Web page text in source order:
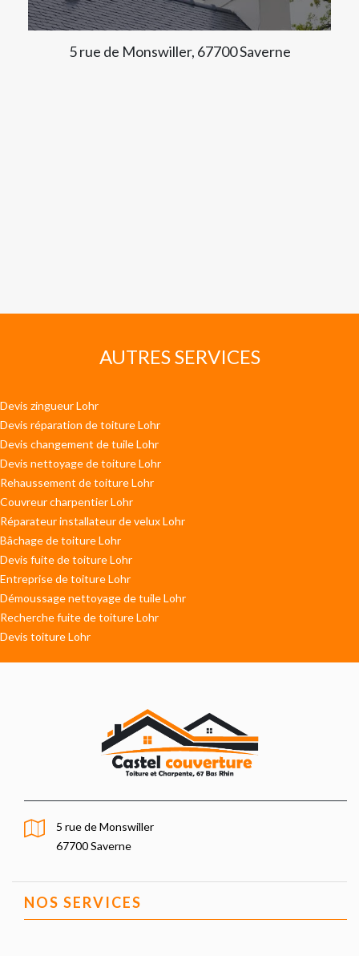
5 rue de Monswiller, 67700 Saverne
AUTRES SERVICES
Devis zingueur Lohr
Devis réparation de toiture Lohr
Devis changement de tuile Lohr
Devis nettoyage de toiture Lohr
Rehaussement de toiture Lohr
Couvreur charpentier Lohr
Réparateur installateur de velux Lohr
Bâchage de toiture Lohr
Devis fuite de toiture Lohr
Entreprise de toiture Lohr
Démoussage nettoyage de tuile Lohr
Recherche fuite de toiture Lohr
Devis toiture Lohr
5 rue de Monswiller
67700 Saverne
NOS SERVICES